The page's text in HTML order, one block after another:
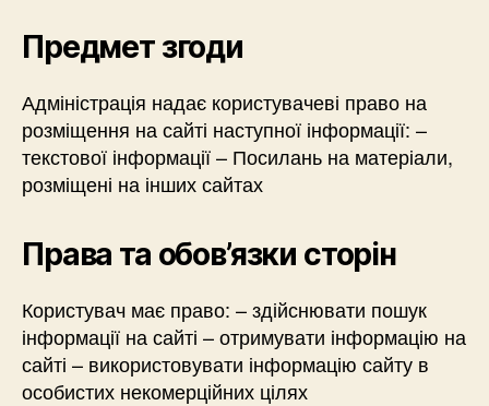
Предмет згоди
Адміністрація надає користувачеві право на
розміщення на сайті наступної інформації: –
текстової інформації – Посилань на матеріали,
розміщені на інших сайтах
Права та обов’язки сторін
Користувач має право: – здійснювати пошук
інформації на сайті – отримувати інформацію на
сайті – використовувати інформацію сайту в
особистих некомерційних цілях